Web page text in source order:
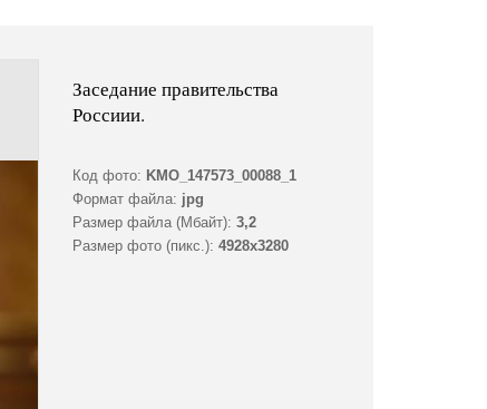
Заседание правительства
Россиии.
Код фото: KMO_147573_00088_1
Формат файла: jpg
Размер файла (Мбайт): 3,2
Размер фото (пикс.): 4928x3280